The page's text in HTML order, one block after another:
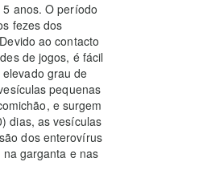
anos. O período
fezes dos
ao contacto
de jogos, é fácil
grau de
pequenas
e surgem
dias, as vesículas
dos enterovírus
garganta e nas